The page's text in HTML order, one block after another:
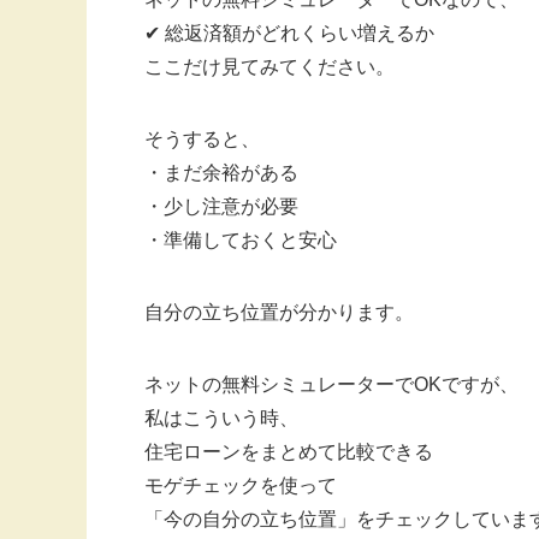
✔ 総返済額がどれくらい増えるか
ここだけ見てみてください。
そうすると、
・まだ余裕がある
・少し注意が必要
・準備しておくと安心
自分の立ち位置が分かります。
ネットの無料シミュレーターでOKですが、
私はこういう時、
住宅ローンをまとめて比較できる
モゲチェックを使って
「今の自分の立ち位置」をチェックしていま